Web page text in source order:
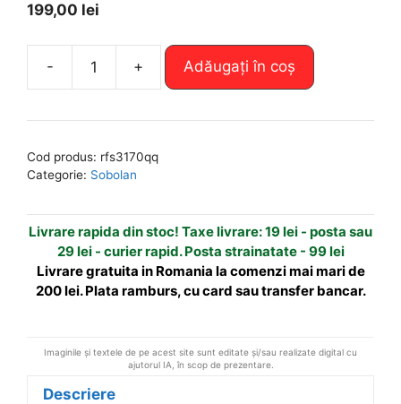
199,00 lei
-
Cantitate
anuala
+ Adăugați în coș
e
n
t
i
Cod produs: rfs3170qq
Categorie: Sobolan
Livrare rapida din stoc! Taxe livrare: 19 lei - posta sau
29 lei - curier rapid. Posta strainatate - 99 lei
Livrare gratuita in Romania la comenzi mai mari de
200 lei. Plata ramburs, cu card sau transfer bancar.
Imaginile și textele de pe acest site sunt editate și/sau realizate digital cu
ajutorul IA, în scop de prezentare.
Descriere